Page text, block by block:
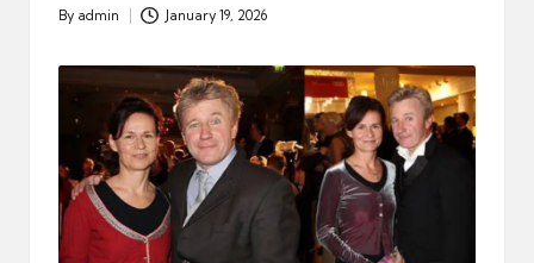
Posted
By admin January 19, 2026